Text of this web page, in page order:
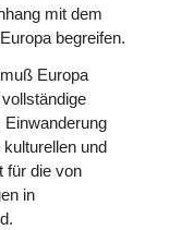
mit dem
begreifen.
Europa
und
für die von
in